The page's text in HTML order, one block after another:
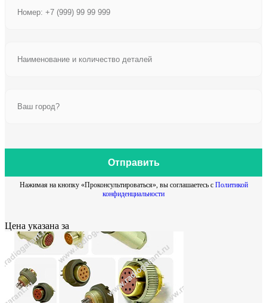
Отправить
Нажимая на кнопку «Проконсультироваться», вы соглашаетесь с Политикой
конфиденциальности
Цена указана за